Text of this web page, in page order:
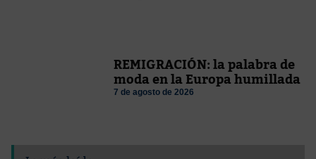
REMIGRACIÓN: la palabra de
moda en la Europa humillada
7 de agosto de 2026